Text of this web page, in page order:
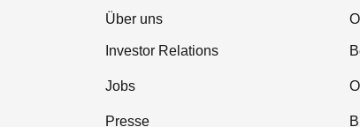
Über uns
Investor Relations
Jobs
Presse